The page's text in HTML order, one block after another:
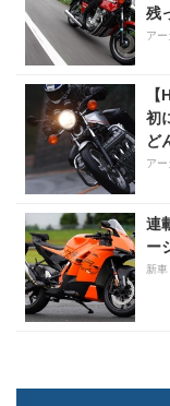
残
ア
初
ど
ア
連
ー
新車